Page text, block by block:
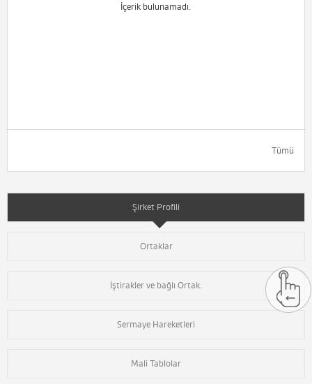
İçerik bulunamadı.
Tümü
Şirket Profili
Ortaklar
İştirakler ve bağlı Ortak.
Sermaye Hareketleri
Mali Tablolar